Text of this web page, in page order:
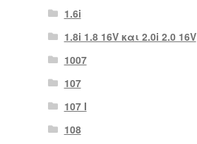
1.6i
1.8i 1.8 16V και 2.0i 2.0 16V
1007
107
107 Ι
108